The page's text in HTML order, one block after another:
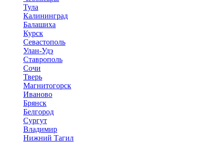
Тула
Калининград
Балашиха
Курск
Севастополь
Улан-Удэ
Ставрополь
Сочи
Тверь
Магнитогорск
Иваново
Брянск
Белгород
Сургут
Владимир
Нижний Тагил